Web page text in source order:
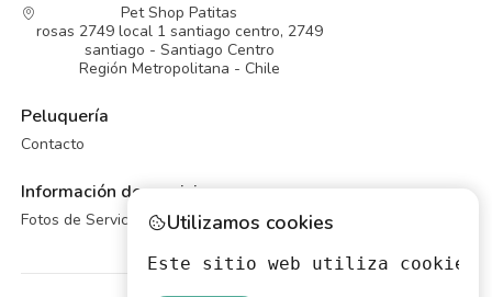
Pet Shop Patitas
rosas 2749 local 1 santiago centro, 2749
santiago - Santiago Centro
Región Metropolitana - Chile
Peluquería
Contacto
Información de servicios
Fotos de Servicios de Peluqueria Canina
Utilizamos cookies
Este sitio web utiliza cookies